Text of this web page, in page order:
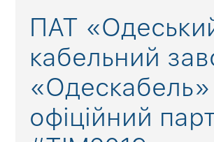
ПАТ
кабельний
офіційний